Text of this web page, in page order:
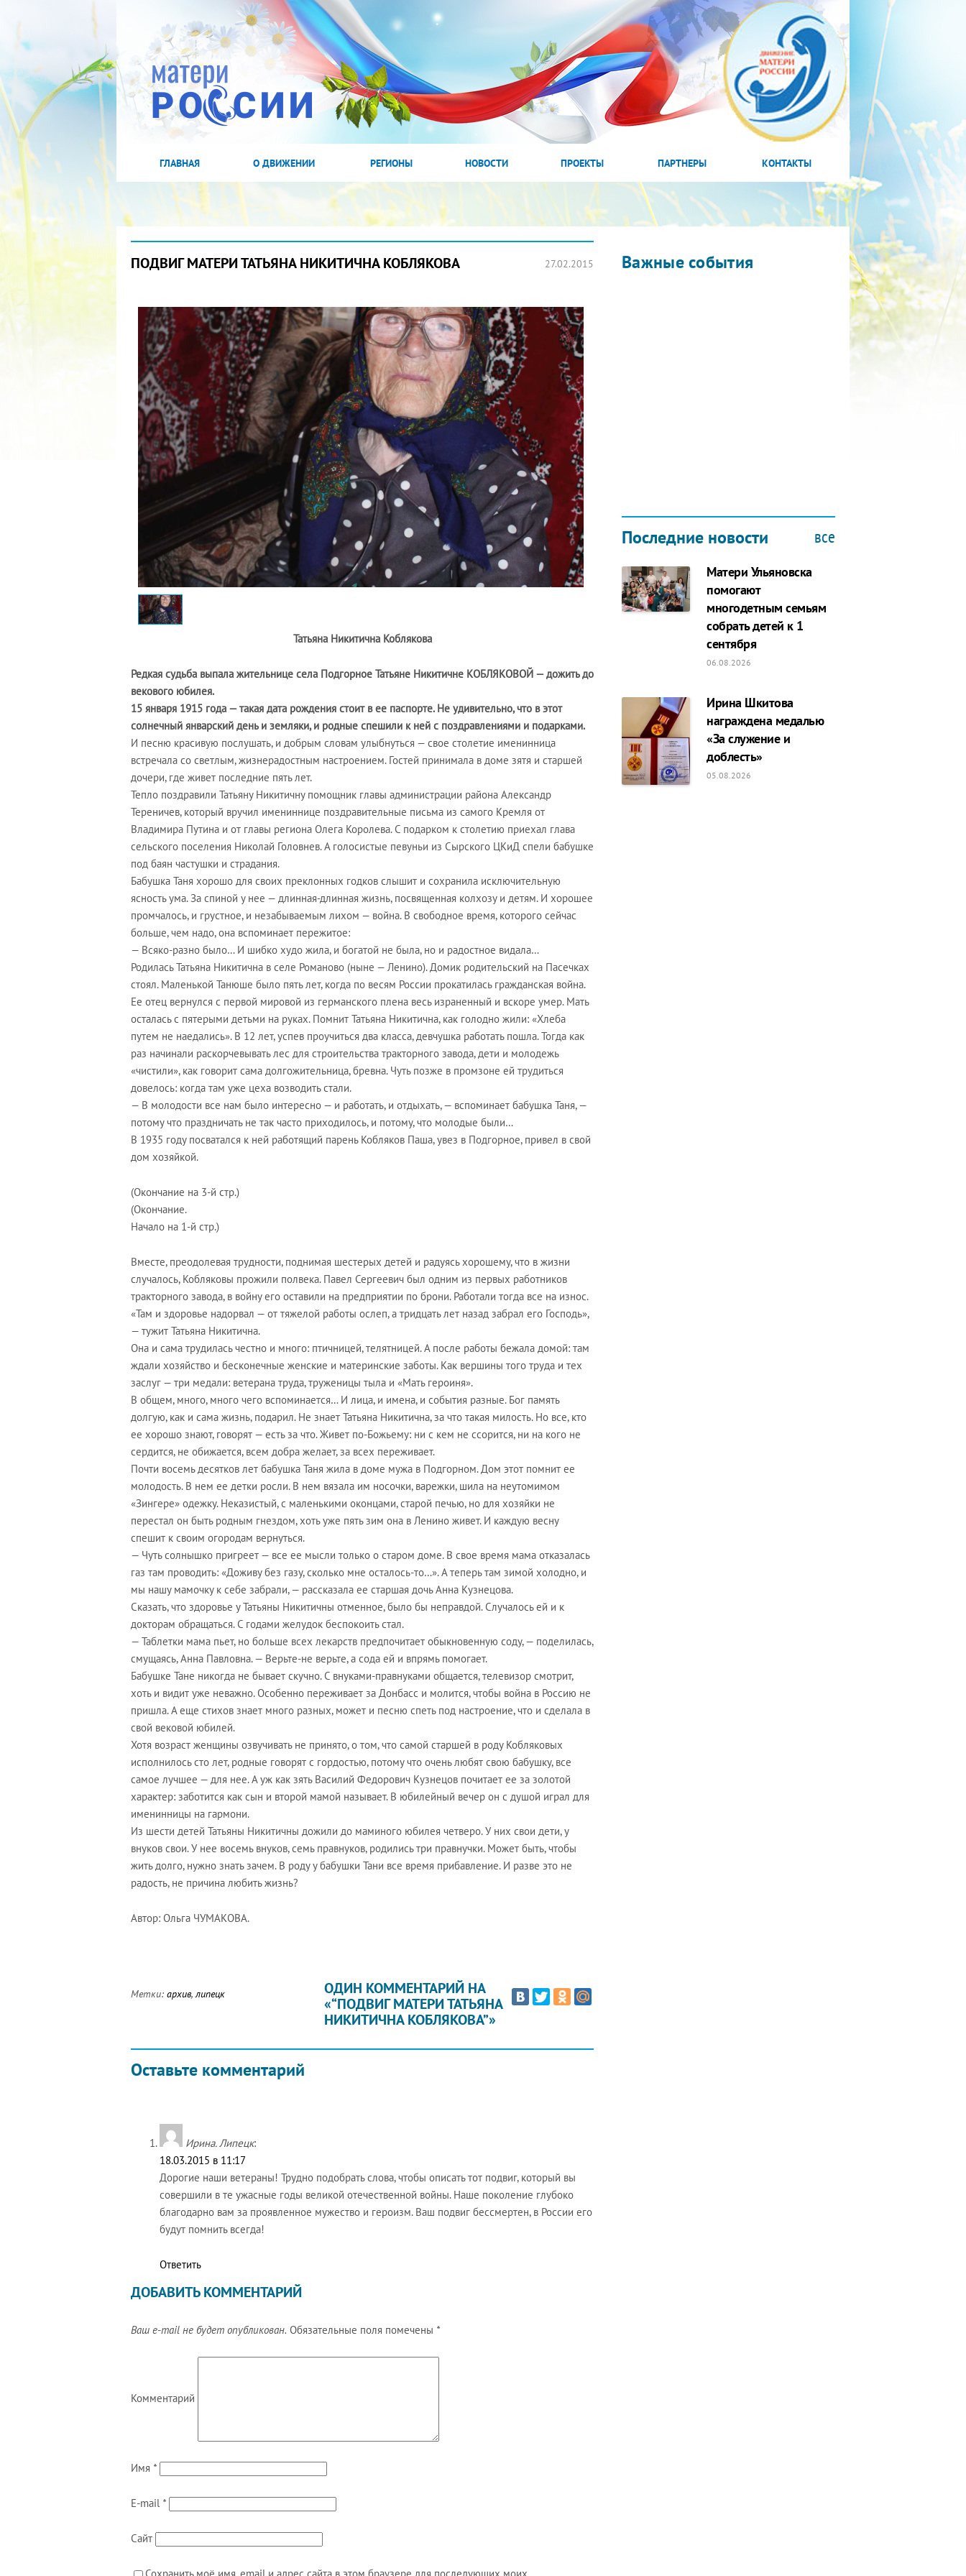
ГЛАВНАЯ О ДВИЖЕНИИ РЕГИОНЫ НОВОСТИ ПРОЕКТЫ ПАРТНЕРЫ КОНТАКТЫ
ПОДВИГ МАТЕРИ ТАТЬЯНА НИКИТИЧНА КОБЛЯКОВА 27.02.2015
Татьяна Никитична Коблякова
Редкая судьба выпала жительнице села Подгорное Татьяне Никитичне КОБЛЯКОВОЙ — дожить до
векового юбилея.
15 января 1915 года — такая дата рождения стоит в ее паспорте. Не удивительно, что в этот
солнечный январский день и земляки, и родные спешили к ней с поздравлениями и подарками.
И песню красивую послушать, и добрым словам улыбнуться — свое столетие именинница
встречала со светлым, жизнерадостным настроением. Гостей принимала в доме зятя и старшей
дочери, где живет последние пять лет.
Тепло поздравили Татьяну Никитичну помощник главы администрации района Александр
Тереничев, который вручил имениннице поздравительные письма из самого Кремля от
Владимира Путина и от главы региона Олега Королева. С подарком к столетию приехал глава
сельского поселения Николай Головнев. А голосистые певуньи из Сырского ЦКиД спели бабушке
под баян частушки и страдания.
Бабушка Таня хорошо для своих преклонных годков слышит и сохранила исключительную
ясность ума. За спиной у нее — длинная-длинная жизнь, посвященная колхозу и детям. И хорошее
промчалось, и грустное, и незабываемым лихом — война. В свободное время, которого сейчас
больше, чем надо, она вспоминает пережитое:
— Всяко-разно было… И шибко худо жила, и богатой не была, но и радостное видала…
Родилась Татьяна Никитична в селе Романово (ныне — Ленино). Домик родительский на Пасечках
стоял. Маленькой Танюше было пять лет, когда по весям России прокатилась гражданская война.
Ее отец вернулся с первой мировой из германского плена весь израненный и вскоре умер. Мать
осталась с пятерыми детьми на руках. Помнит Татьяна Никитична, как голодно жили: «Хлеба
путем не наедались». В 12 лет, успев проучиться два класса, девчушка работать пошла. Тогда как
раз начинали раскорчевывать лес для строительства тракторного завода, дети и молодежь
«чистили», как говорит сама долгожительница, бревна. Чуть позже в промзоне ей трудиться
довелось: когда там уже цеха возводить стали.
— В молодости все нам было интересно — и работать, и отдыхать, — вспоминает бабушка Таня, —
потому что праздничать не так часто приходилось, и потому, что молодые были…
В 1935 году посватался к ней работящий парень Кобляков Паша, увез в Подгорное, привел в свой
дом хозяйкой.
(Окончание на 3-й стр.)
(Окончание.
Начало на 1-й стр.)
Вместе, преодолевая трудности, поднимая шестерых детей и радуясь хорошему, что в жизни
случалось, Кобляковы прожили полвека. Павел Сергеевич был одним из первых работников
тракторного завода, в войну его оставили на предприятии по брони. Работали тогда все на износ.
«Там и здоровье надорвал — от тяжелой работы ослеп, а тридцать лет назад забрал его Господь»,
— тужит Татьяна Никитична.
Она и сама трудилась честно и много: птичницей, телятницей. А после работы бежала домой: там
ждали хозяйство и бесконечные женские и материнские заботы. Как вершины того труда и тех
заслуг — три медали: ветерана труда, труженицы тыла и «Мать героиня».
В общем, много, много чего вспоминается… И лица, и имена, и события разные. Бог память
долгую, как и сама жизнь, подарил. Не знает Татьяна Никитична, за что такая милость. Но все, кто
ее хорошо знают, говорят — есть за что. Живет по-Божьему: ни с кем не ссорится, ни на кого не
сердится, не обижается, всем добра желает, за всех переживает.
Почти восемь десятков лет бабушка Таня жила в доме мужа в Подгорном. Дом этот помнит ее
молодость. В нем ее детки росли. В нем вязала им носочки, варежки, шила на неутомимом
«Зингере» одежку. Неказистый, с маленькими оконцами, старой печью, но для хозяйки не
перестал он быть родным гнездом, хоть уже пять зим она в Ленино живет. И каждую весну
спешит к своим огородам вернуться.
— Чуть солнышко пригреет — все ее мысли только о старом доме. В свое время мама отказалась
газ там проводить: «Доживу без газу, сколько мне осталось-то…». А теперь там зимой холодно, и
мы нашу мамочку к себе забрали, — рассказала ее старшая дочь Анна Кузнецова.
Сказать, что здоровье у Татьяны Никитичны отменное, было бы неправдой. Случалось ей и к
докторам обращаться. С годами желудок беспокоить стал.
— Таблетки мама пьет, но больше всех лекарств предпочитает обыкновенную соду, — поделилась,
смущаясь, Анна Павловна. — Верьте-не верьте, а сода ей и впрямь помогает.
Бабушке Тане никогда не бывает скучно. С внуками-правнуками общается, телевизор смотрит,
хоть и видит уже неважно. Особенно переживает за Донбасс и молится, чтобы война в Россию не
пришла. А еще стихов знает много разных, может и песню спеть под настроение, что и сделала в
свой вековой юбилей.
Хотя возраст женщины озвучивать не принято, о том, что самой старшей в роду Кобляковых
исполнилось сто лет, родные говорят с гордостью, потому что очень любят свою бабушку, все
самое лучшее — для нее. А уж как зять Василий Федорович Кузнецов почитает ее за золотой
характер: заботится как сын и второй мамой называет. В юбилейный вечер он с душой играл для
именинницы на гармони.
Из шести детей Татьяны Никитичны дожили до маминого юбилея четверо. У них свои дети, у
внуков свои. У нее восемь внуков, семь правнуков, родились три правнучки. Может быть, чтобы
жить долго, нужно знать зачем. В роду у бабушки Тани все время прибавление. И разве это не
радость, не причина любить жизнь?
Автор: Ольга ЧУМАКОВА.
Метки: архив,липецк
Оставьте комментарий
ОДИН КОММЕНТАРИЙ НА
«“ПОДВИГ МАТЕРИ ТАТЬЯНА
НИКИТИЧНА КОБЛЯКОВА”»
Ирина. Липецк:
18.03.2015 в 11:17
Дорогие наши ветераны! Трудно подобрать слова, чтобы описать тот подвиг, который вы
совершили в те ужасные годы великой отечественной войны. Наше поколение глубоко
благодарно вам за проявленное мужество и героизм. Ваш подвиг бессмертен, в России его
будут помнить всегда!
Ответить
ДОБАВИТЬ КОММЕНТАРИЙ
Ваш e-mail не будет опубликован. Обязательные поля помечены *
Комментарий
Имя *
E-mail *
Сайт
Важные события
2022 ГОД ПРОВОЗГЛАШЕН ГОДОМ
МАТЕРИ В ЯКУТИИ
КУБОК ДРУЖБЫ
02.09.2019
Последние новости все
Матери Ульяновска
помогают
многодетным семьям
собрать детей к 1
сентября
06.08.2026
Ирина Шкитова
награждена медалью
«За служение и
доблесть»
05.08.2026